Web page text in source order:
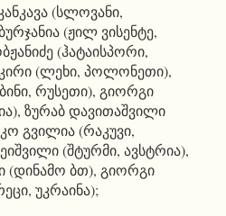
(სლოვანი,
(ჟილ ვისენტე,
(ჰატაისპორი,
(ლეხი, პოლონეთი),
რუსეთი), გიორგი
ზურაბ დავითაშვილი
გვილია (რაკუვი,
(შტურმი, ავსტრია),
(დინამო ბთ), გიორგი
უკრაინა);